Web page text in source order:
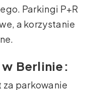
Parkingi P+R
a korzystanie
Berlinie:
za parkowanie